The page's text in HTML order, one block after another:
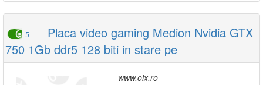
5
Placa video gaming Medion Nvidia GTX
750 1Gb ddr5 128 biti in stare pe
www.olx.ro